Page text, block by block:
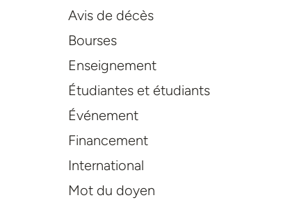
Avis de décès
Bourses
Enseignement
Étudiantes et étudiants
Événement
Financement
International
Mot du doyen